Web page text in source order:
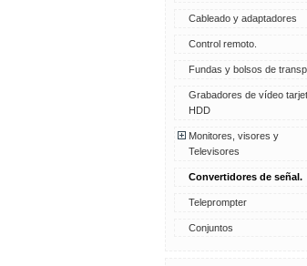
Cableado y adaptadores
Control remoto.
Fundas y bolsos de
Grabadores de vídeo
HDD
Monitores, visores y
Televisores
Convertidores de señal.
Teleprompter
Conjuntos